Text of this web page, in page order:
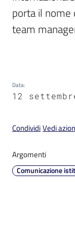
s
i
r
I
m
porta il nome
team
Data:
12
CondividiVedi
Argomenti
Comunicazione